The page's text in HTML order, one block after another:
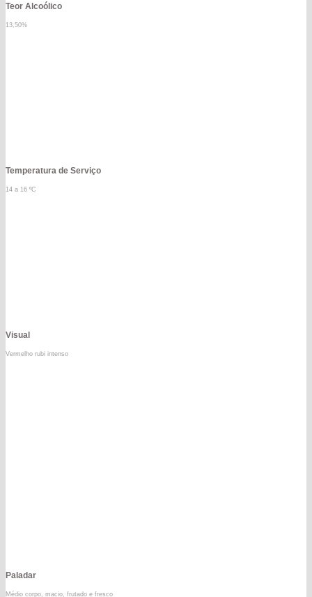
Teor Alcoólico
13,50%
Temperatura de Serviço
14 a 16 ºC
Visual
Vermelho rubi intenso
Paladar
Médio corpo, macio, frutado e fresco